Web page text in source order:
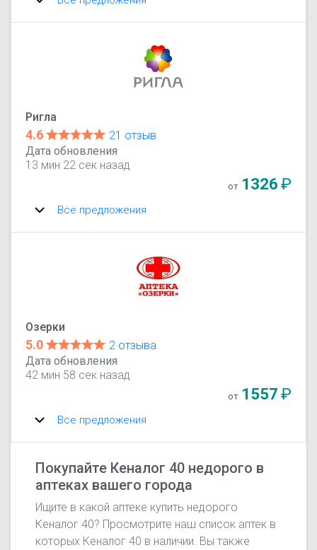
Ригла
4.6
21 отзыв
Дата обновления
13 мин 22 сек назад
от 1326₽
Все предложения
Озерки
5.0
2 отзыва
Дата обновления
42 мин 58 сек назад
от 1557₽
Все предложения
Покупайте Кеналог 40 недорого в
аптеках вашего города
Ищите в какой аптеке купить недорого
Кеналог 40? Просмотрите наш список аптек в
которых Кеналог 40 в наличии. Вы также